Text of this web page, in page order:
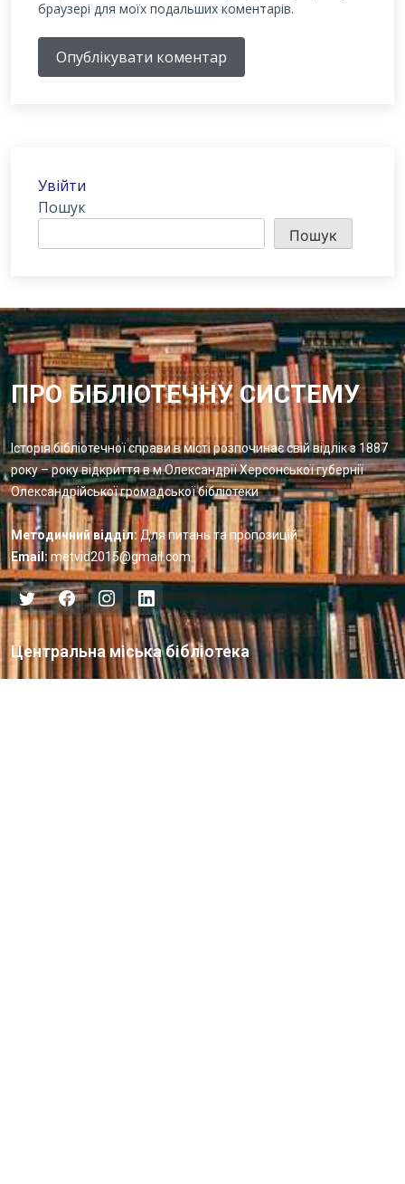
браузері для моїх подальших коментарів.
Опублікувати коментар
Увійти
Пошук
Пошук
ПРО БІБЛІОТЕЧНУ СИСТЕМУ
Історія бібліотечної справи в місті розпочинає свій відлік з 1887
року – року відкриття в м.Олександрії Херсонської губернії
Олександрійської громадської бібліотеки
Методичний відділ: Для питань та пропозицій
Email: metvid2015@gmail.com
Центральна міська бібліотека